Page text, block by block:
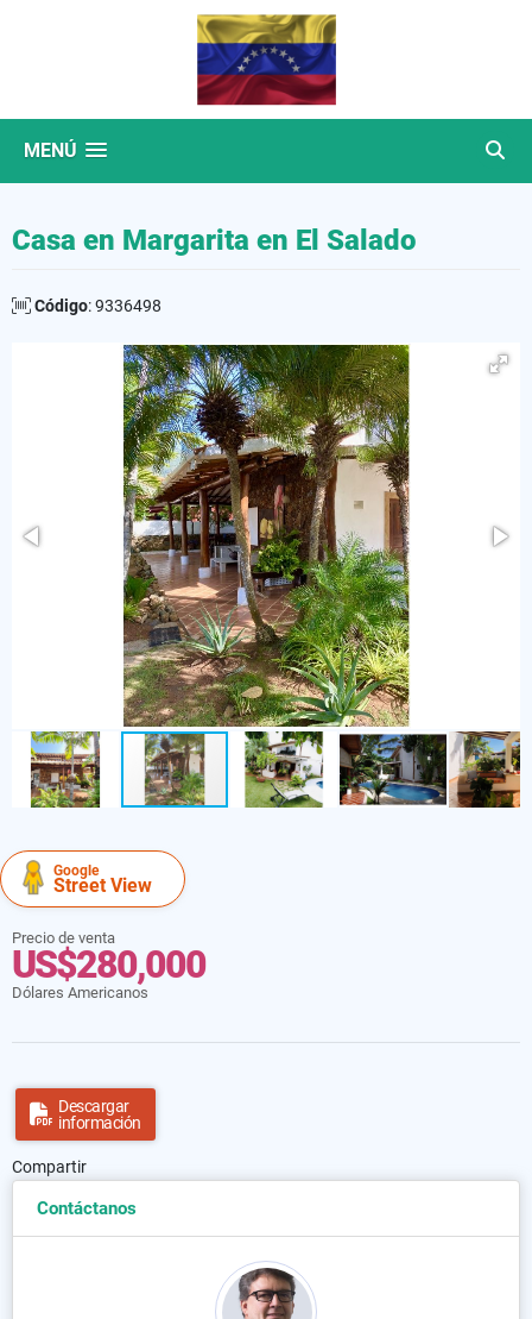
MENÚ
Casa en Margarita en El Salado
Código: 9336498
Google
Street View
Precio de venta
US$280,000
Dólares Americanos
Descargar
información
Compartir
Contáctanos